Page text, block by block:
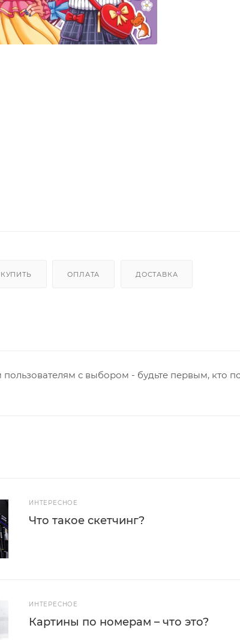
ОПЛАТА ДОСТАВКА
пользователям с выбором - будьте первым, кто
ИНТЕРЕСНОЕ
Что такое скетчинг?
ИНТЕРЕСНОЕ
Картины по номерам – что это?